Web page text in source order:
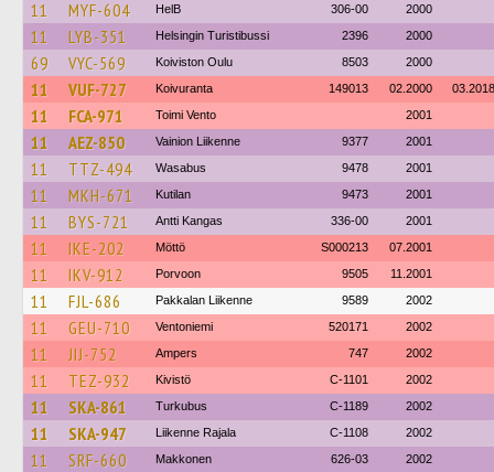
11 MYF-604 HelB 306-00 2000
11 LYB-351 Helsingin Turistibussi 2396 2000
69 VYC-569 Koiviston Oulu 8503 2000
11 VUF-727 Koivuranta 149013 02.2000 03.2018
11 FCA-971 Toimi Vento 2001
11 AEZ-850 Vainion Liikenne 9377 2001
11 TTZ-494 Wasabus 9478 2001
11 MKH-671 Kutilan 9473 2001
11 BYS-721 Antti Kangas 336-00 2001
11 IKE-202 Möttö S000213 07.2001
11 IKV-912 Porvoon 9505 11.2001
11 FJL-686 Pakkalan Liikenne 9589 2002
11 GEU-710 Ventoniemi 520171 2002
11 JIJ-752 Ampers 747 2002
11 TEZ-932 Kivistö C-1101 2002
11 SKA-861 Turkubus C-1189 2002
11 SKA-947 Liikenne Rajala C-1108 2002
11 SRF-660 Makkonen 626-03 2002